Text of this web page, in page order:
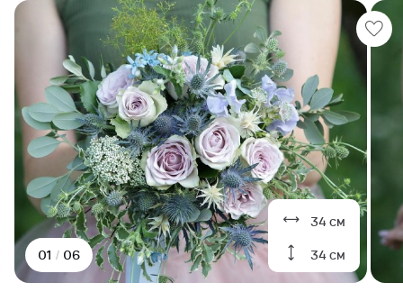
34 см
34 см
01 / 06